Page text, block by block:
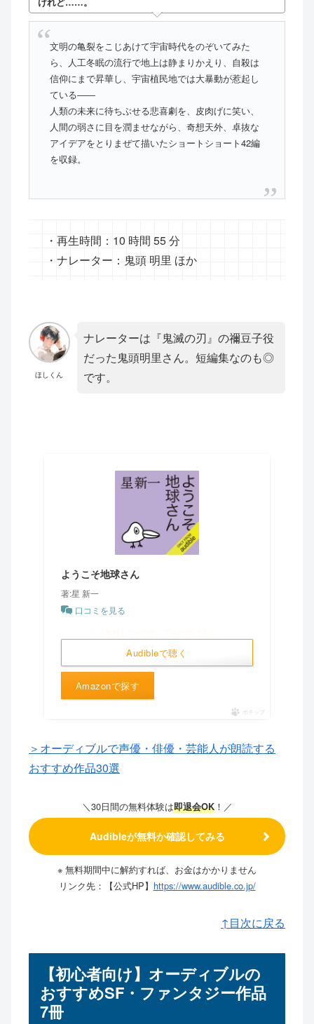
文明の亀裂をこじあけて宇宙時代をのぞいてみた
ら、人工冬眠の流行で地上は静まりかえり、自殺は
信仰にまで昇華し、宇宙植民地では大暴動が惹起し
ている――
人類の未来に待ちぶせる悲喜劇を、皮肉げに笑い、
人間の弱さに目を潤ませながら、奇想天外、卓抜な
アイデアをとりまぜて描いたショートショート42編
を収録。
・再生時間：10 時間 55 分
・ナレーター：鬼頭 明里 ほか
ほしくん
ナレーターは『鬼滅の刃』の禰豆子役
だった鬼頭明里さん。短編集なのも◎
です。
ようこそ地球さん
著:星 新一
口コミを見る
Amazonで探す
Audibleで聴く
ポチップ
＞オーディブルで声優・俳優・芸能人が朗読する
おすすめ作品30選
＼30日間の無料体験は即退会OK！ ／
Audibleが無料か確認してみる
※ 無料期間中に解約すれば、お金はかかりません
リンク先：【公式HP】 https://www.audible.co.jp/
↑目次に戻る
【初心者向け】オーディブルの
おすすめSF・ファンタジー作品
7冊